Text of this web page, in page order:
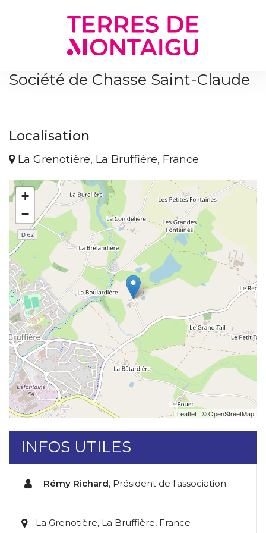
Société de Chasse Saint-Claude
Localisation
La Grenotière, La Bruffière, France
+
−
Leaflet | ©OpenStreetMap
INFOS UTILES
Rémy Richard, Président de l'association
La Grenotière, La Bruffière, France